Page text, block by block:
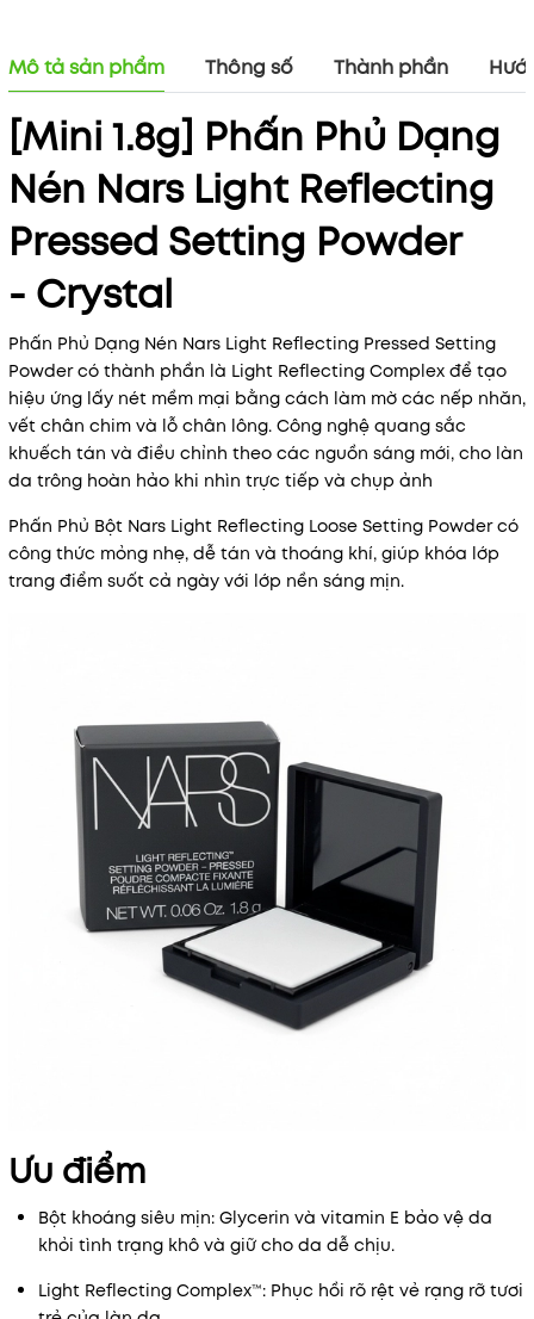
Mô tả sản phẩm Thông số Thành phần
[Mini 1.8g] Phấn Phủ Dạng
Nén Nars Light Reflecting
Pressed Setting Powder
- Crystal
Phấn Phủ Dạng Nén Nars Light Reflecting Pressed Setting
Powder có thành phần là Light Reflecting Complex để tạo
hiệu ứng lấy nét mềm mại bằng cách làm mờ các nếp nhăn,
vết chân chim và lỗ chân lông. Công nghệ quang sắc
khuếch tán và điều chỉnh theo các nguồn sáng mới, cho làn
da trông hoàn hảo khi nhìn trực tiếp và chụp ảnh
Phấn Phủ Bột Nars Light Reflecting Loose Setting Powder có
công thức mỏng nhẹ, dễ tán và thoáng khí, giúp khóa lớp
trang điểm suốt cả ngày với lớp nền sáng mịn.
Ưu điểm
Bột khoáng siêu mịn: Glycerin và vitamin E bảo vệ da
khỏi tình trạng khô và giữ cho da dễ chịu.
Light Reflecting Complex™: Phục hồi rõ rệt vẻ rạng rỡ tươi